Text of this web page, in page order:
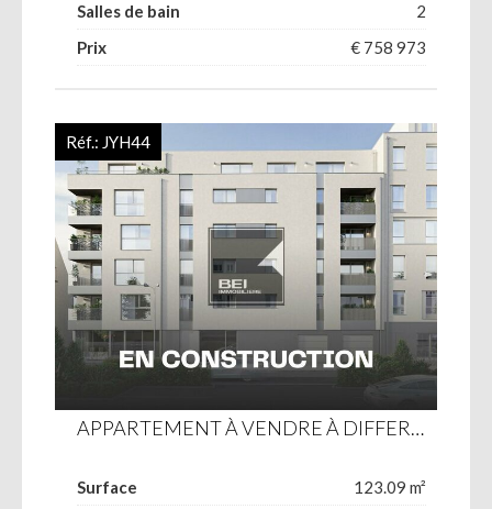
Salles de bain
2
Prix
€ 758 973
Réf.: JYH44
APPARTEMENT À VENDRE À DIFFERDANGE
Surface
123.09 m²